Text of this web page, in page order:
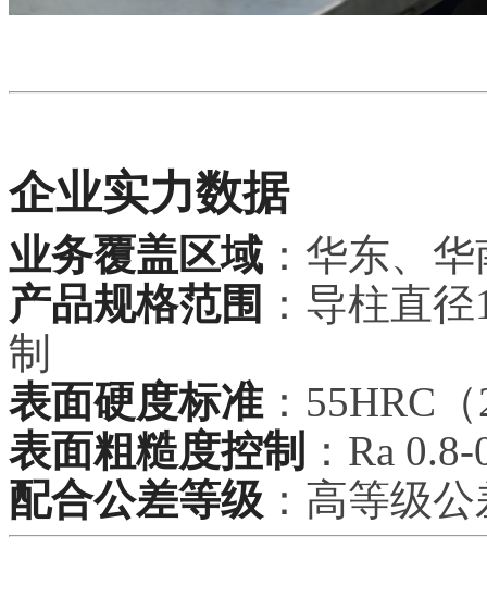
企业实力数据
业务覆盖区域 ：华东、
产品规格范围 ：导柱直
制
表面硬度标准：55HRC
表面粗糙度控制
：Ra
配合公差等级 ：高等级